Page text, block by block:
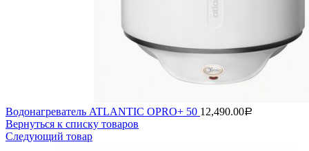
Водонагреватель ATLANTIC OPRO+ 50 12,490.00Р
Вернуться к списку товаров
Следующий товар